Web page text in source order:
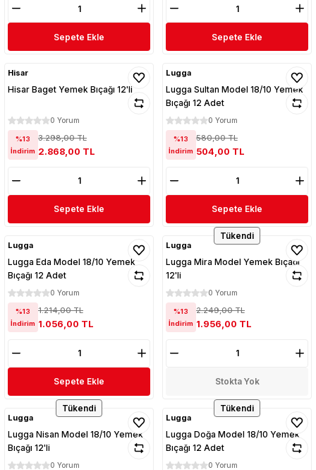
Sepete Ekle Sepete Ekle
Hisar
Hisar Baget Yemek Bıçağı 12'li
0 Yorum
%13
İndirim
3.298,00 TL
2.868,00 TL
Sepete Ekle
Lugga
Lugga Sultan Model 18/10 Yemek
Bıçağı 12 Adet
0 Yorum
%13
İndirim
580,00 TL
504,00 TL
Sepete Ekle
Lugga
Lugga Eda Model 18/10 Yemek
Bıçağı 12 Adet
0 Yorum
%13
İndirim
1.214,00 TL
1.056,00 TL
Sepete Ekle
Tükendi
Lugga
Lugga Mira Model Yemek Bıçağı
12'li
0 Yorum
%13
İndirim
2.249,00 TL
1.956,00 TL
Stokta Yok
Tükendi
Lugga
Lugga Nisan Model 18/10 Yemek
Bıçağı 12'li
0 Yorum
Tükendi
Lugga
Lugga Doğa Model 18/10 Yemek
Bıçağı 12 Adet
0 Yorum